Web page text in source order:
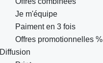
Je m'équipe
Paiment en 3 fois
Offres promotionnelles %
Diffusion